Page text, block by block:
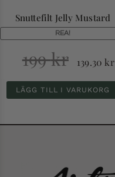
Snuttefilt Jelly Mustard
REA!
199kr 139.30 kr
LÄGG TILL I VARUKORG